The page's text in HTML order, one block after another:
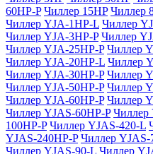
60HP-P Чиллер 15HP Чиллер
Чиллер YJA-1HP-L Чиллер
Чиллер YJA-3HP-P Чиллер
Чиллер YJA-25HP-P Чиллер
Чиллер YJA-20HP-L Чиллер
Чиллер YJA-30HP-P Чиллер
Чиллер YJA-50HP-P Чиллер
Чиллер YJA-60HP-P Чиллер
Чиллер YJAS-60HP-P Чиллер
100HP-P Чиллер YJAS-420-L
YJAS-240HP-P Чиллер YJAS-
Чиллер YJAS-90-L Чиллер